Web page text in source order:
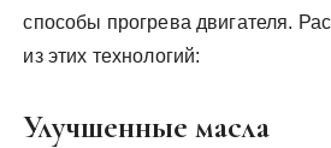
способы прогрева двигателя.
из этих технологий:
Улучшенные масла